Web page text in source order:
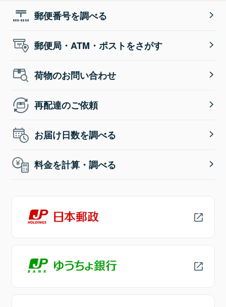
郵便番号を調べる
郵便局・ATM・ポストをさがす
荷物のお問い合わせ
再配達のご依頼
お届け日数を調べる
料金を計算・調べる